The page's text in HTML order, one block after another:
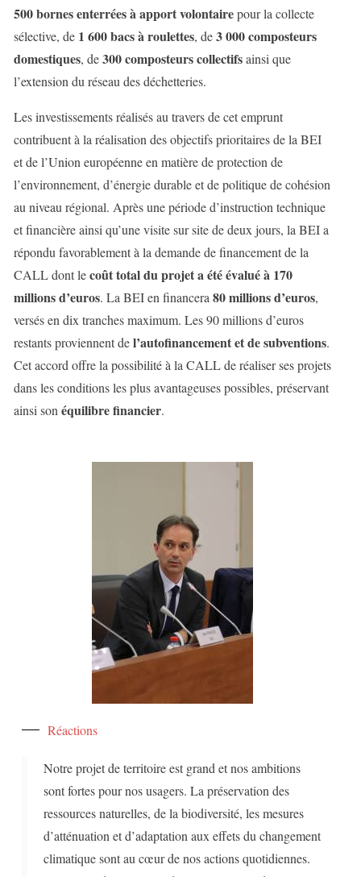
500 bornes enterrées à apport volontairepour la collecte
sélective, de 1 600 bacs à roulettes, de3 000 composteurs
domestiques, de300 composteurs collectifsainsi que
l’extension du réseau des déchetteries.
Les investissements réalisés au travers de cet emprunt
contribuent à la réalisation des objectifs prioritaires de la BEI
et de l’Union européenne en matière de protection de
l’environnement, d’énergie durable et de politique de cohésion
au niveau régional. Après une période d’instruction technique
et financière ainsi qu’une visite sur site de deux jours, la BEI a
répondu favorablement à la demande de financement de la
CALL dont lecoût total du projet a été évalué à 170
millions d’euros. La BEI en financera 80 millions d’euros,
versés en dix tranches maximum. Les 90 millions d’euros
restants proviennent del’autofinancement et de subventions.
Cet accord offre la possibilité à la CALL de réaliser ses projets
dans les conditions les plus avantageuses possibles, préservant
ainsi son équilibre financier.
Réactions
Notre projet de territoire est grand et nos ambitions
sont fortes pour nos usagers. La préservation des
ressources naturelles, de la biodiversité, les mesures
d’atténuation et d’adaptation aux effets du changement
climatique sont au cœur de nos actions quotidiennes.